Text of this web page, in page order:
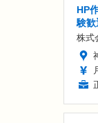
HP
験歓
株式